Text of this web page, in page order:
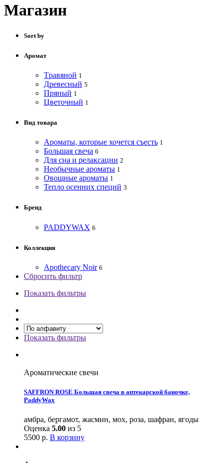
Магазин
Sort by
Аромат
Tравяной 1
Древесный 5
Пряный 1
Цветочный 1
Вид товара
Ароматы, которые хочется съесть 1
Большая свеча 6
Для сна и релаксации 2
Необычные ароматы 1
Овощные ароматы 1
Тепло осенних специй 3
Бренд
PADDYWAX 6
Коллекция
Apothecary Noir 6
Сбросить фильтр
Показать фильтры
Показать фильтры
Ароматические свечи
SAFFRON ROSE Большая свеча в аптекарской баночкe,
PaddyWax
амбра, бергамот, жасмин, мох, роза, шафран, ягоды
Оценка 5.00 из 5
5500 р. В корзину